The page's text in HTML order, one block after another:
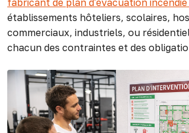
fabricant de plan d'évacuation incendie
établissements hôteliers, scolaires,
commerciaux, industriels, ou
chacun des contraintes et des